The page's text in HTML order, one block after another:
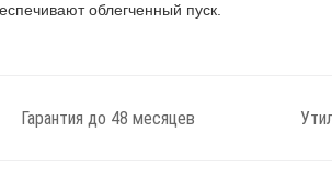
облегченный пуск.
Гарантия до 48 месяцев